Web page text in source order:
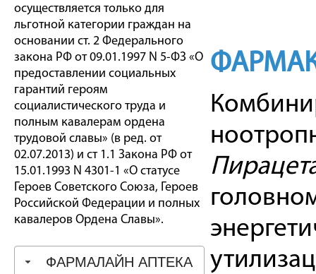
осуществляется только для
льготной категории граждан на
основании ст. 2 Федерального
закона РФ от 09.01.1997 N 5-ФЗ «О
предоставлении социальных
гарантий героям
социалистического труда и
полным кавалерам ордена
трудовой славы» (в ред. от
02.07.2013) и ст 1.1 Закона РФ от
15.01.1993 N 4301-1 «О статусе
Героев Советского Союза, Героев
Российской Федерации и полных
кавалеров Ордена Славы».
ФАРМАЛАЙН АПТЕКА